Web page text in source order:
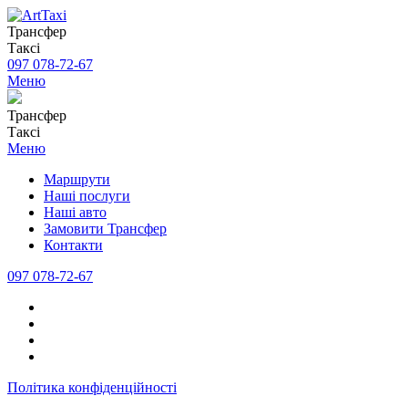
Трансфер
Таксі
097 078-72-67
Меню
Трансфер
Таксі
Меню
Маршрути
Наші послуги
Наші авто
Замовити Трансфер
Контакти
097 078-72-67
Політика конфіденційності